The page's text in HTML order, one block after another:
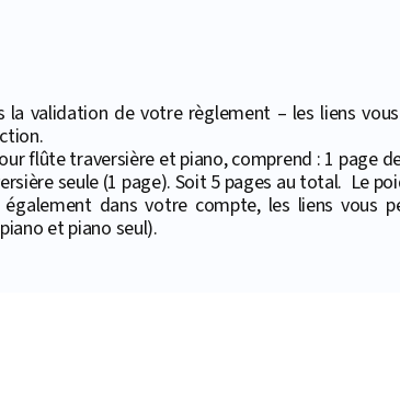
la validation de votre règlement – les liens
flûte traversière et piano, comprend : 1
seule (1 page). Soit 5 pages au total. Le
également dans votre compte, les liens vous
et piano seul).